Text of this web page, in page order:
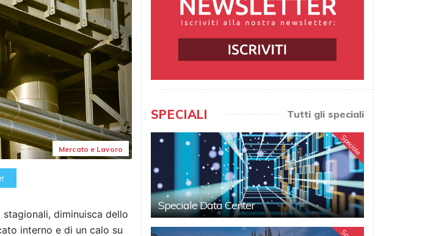
Mercato e Lavoro
diminuisca dello
interno e di un calo su
SPECIALI Tutti gli speciali
Speciale
Speciale Data Center